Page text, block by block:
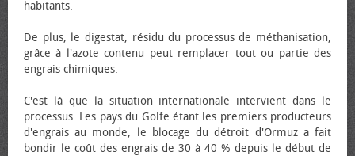
habitants.
De plus, le digestat, résidu du processus de méthanisation,
grâce à l'azote contenu peut remplacer tout ou partie des
engrais chimiques.
C'est là que la situation internationale intervient dans le
processus. Les pays du Golfe étant les premiers producteurs
d'engrais au monde, le blocage du détroit d'Ormuz a fait
bondir le coût des engrais de 30 à 40 % depuis le début de